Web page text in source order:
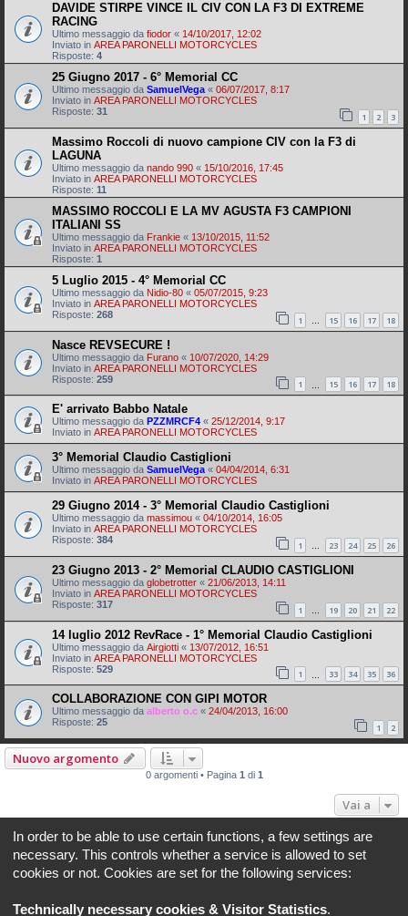
DAVIDE STIRPE VINCE IL CIV CON LA F3 DI EXTREME
RACING
Ultimo messaggio da fiodor « 14/10/2017, 12:02
Inviato in AREA PARONELLI MOTORCYCLES
Risposte: 4
25 Giugno 2017 - 6° Memorial CC
Ultimo messaggio da SamuelVega « 06/07/2017, 8:17
Inviato in AREA PARONELLI MOTORCYCLES
Risposte: 31 1 2 3
Massimo Roccoli di nuovo campione CIV con la F3 di
LAGUNA
Ultimo messaggio da nando 990 « 15/10/2016, 17:45
Inviato in AREA PARONELLI MOTORCYCLES
Risposte: 11
MASSIMO ROCCOLI E LA MV AGUSTA F3 CAMPIONI
ITALIANI SS
Ultimo messaggio da Frankie « 13/10/2015, 11:52
Inviato in AREA PARONELLI MOTORCYCLES
Risposte: 1
5 Luglio 2015 - 4° Memorial CC
Ultimo messaggio da Nidio-80 « 05/07/2015, 9:23
Inviato in AREA PARONELLI MOTORCYCLES
Risposte: 268 1 … 15 16 17 18
Nasce REVSECURE !
Ultimo messaggio da Furano « 10/07/2020, 14:29
Inviato in AREA PARONELLI MOTORCYCLES
Risposte: 259 1 15 16 17 18
E' arrivato Babbo Natale
Ultimo messaggio da PZZMRCF4 « 25/12/2014, 9:17
Inviato in AREA PARONELLI MOTORCYCLES
3° Memorial Claudio Castiglioni
Ultimo messaggio da SamuelVega « 04/04/2014, 6:31
Inviato in AREA PARONELLI MOTORCYCLES
29 Giugno 2014 - 3° Memorial Claudio Castiglioni
Ultimo messaggio da massimou « 04/10/2014, 16:05
Inviato in AREA PARONELLI MOTORCYCLES
Risposte: 384 1 … 23 24 25 26
23 Giugno 2013 - 2° Memorial CLAUDIO CASTIGLIONI
Ultimo messaggio da globetrotter « 21/06/2013, 14:11
Inviato in AREA PARONELLI MOTORCYCLES
Risposte: 317 1 19 20 21 22
14 luglio 2012 RevRace - 1° Memorial Claudio Castiglioni
Ultimo messaggio da Airgiotti « 13/07/2012, 16:51
Inviato in AREA PARONELLI MOTORCYCLES
Risposte: 529 1 33 34 35 36
COLLABORAZIONE CON GIPI MOTOR
Ultimo messaggio da alberto o.c « 24/04/2013, 16:00
Risposte: 25 1 2
Nuovo argomento
0 argomenti • Pagina 1 di 1
Vai a
Tutti gli orari sono UTC+02:00
REVLIMITER.IT e i suoi contenuti sono di proprietà di REVLIMITER S.r.L.
In order to be able to use certain functions, a few settings are
necessary. This controls whether a service is allowed to set
cookies or not. Cookies are set for the following services:
Technically necessary cookies & Visitor Statistics.